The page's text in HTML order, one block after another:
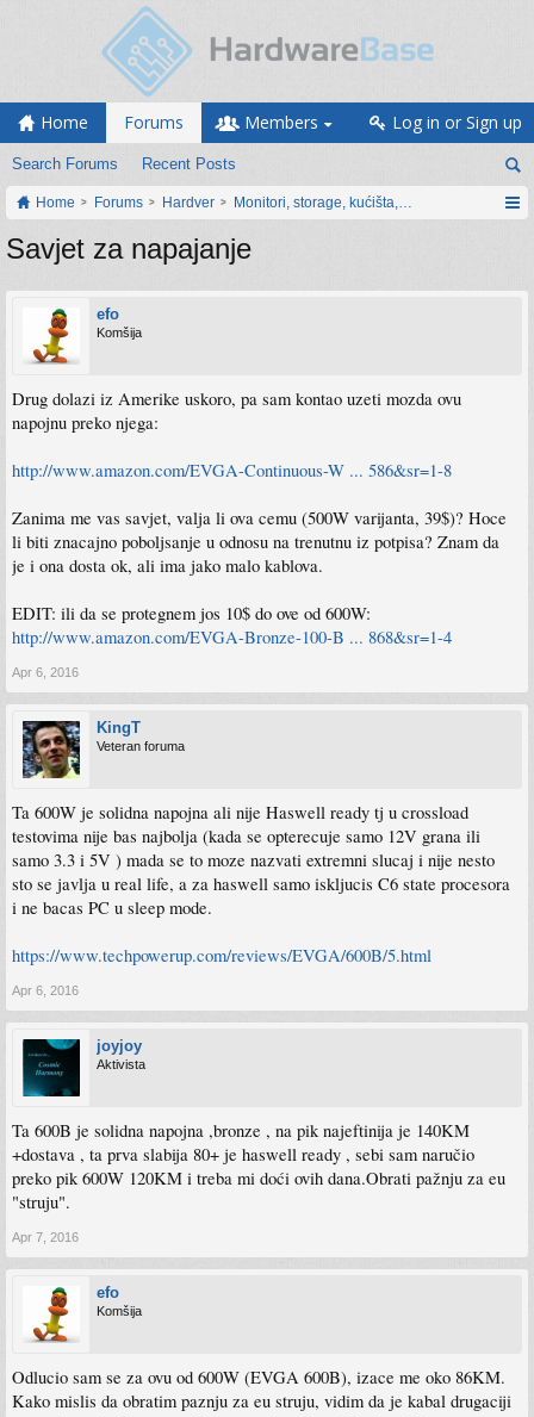
Home Forums
Search Forums Recent Posts
Members Log in or Sign up
Home Forums Hardver Monitori, storage, kućišta, periferija
Savjet za napajanje
efo
Komšija
Drug dolazi iz Amerike uskoro, pa sam kontao uzeti mozda ovu
napojnu preko njega:
http://www.amazon.com/EVGA-Continuous-W ... 586&sr=1-8
Zanima me vas savjet, valja li ova cemu (500W varijanta, 39$)? Hoce
li biti znacajno poboljsanje u odnosu na trenutnu iz potpisa? Znam da
je i ona dosta ok, ali ima jako malo kablova.
EDIT: ili da se protegnem jos 10$ do ove od 600W:
http://www.amazon.com/EVGA-Bronze-100-B ... 868&sr=1-4
Apr 6, 2016
KingT
Veteran foruma
Ta 600W je solidna napojna ali nije Haswell ready tj u crossload
testovima nije bas najbolja (kada se opterecuje samo 12V grana ili
samo 3.3 i 5V ) mada se to moze nazvati extremni slucaj i nije nesto
sto se javlja u real life, a za haswell samo iskljucis C6 state procesora
i ne bacas PC u sleep mode.
https://www.techpowerup.com/reviews/EVGA/600B/5.html
Apr 6, 2016
joyjoy
Aktivista
Ta 600B je solidna napojna ,bronze , na pik najeftinija je 140KM
+dostava , ta prva slabija 80+ je haswell ready , sebi sam naručio
preko pik 600W 120KM i treba mi doći ovih dana.Obrati pažnju za eu
"struju".
Apr 7, 2016
efo
Komšija
Odlucio sam se za ovu od 600W (EVGA 600B), izace me oko 86KM.
Kako mislis da obratim paznju za eu struju, vidim da je kabal drugaciji